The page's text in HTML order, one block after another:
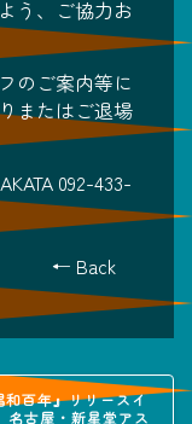
う、ご協力お
のご案内等に
またはご退場
092-433-
← Back
和百年』リリースイ
古屋・新星堂アス